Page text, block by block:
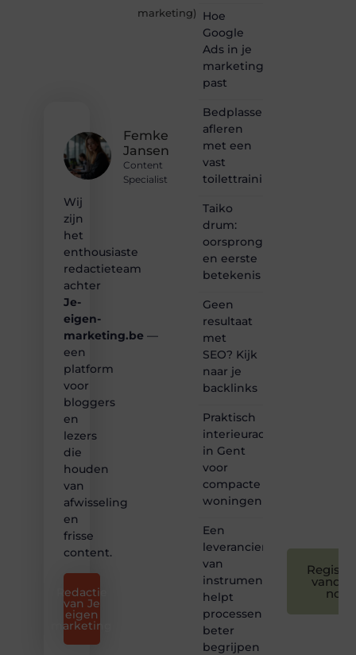
Femke
Jansen
Content
Specialist
Wij
zijn
het
enthousiaste
redactieteam
achter
Je-
eigen-
marketing.be —
een
platform
voor
bloggers
en
lezers
die
houden
van
afwisseling
en
frisse
content.
Redactie
van Je
eigen
marketing
marketing)
Hoe
Google
Ads in je
marketingmix
past
Bedplassen
afleren
met een
vast
toilettrainingschema
Taiko
drum:
oorsprong
en eerste
betekenis
Geen
resultaat
met
SEO? Kijk
naar je
backlinks
Praktisch
interieuradvies
in Gent
voor
compacte
woningen
Een
leverancier
van
instrumentatie
helpt
processen
beter
begrijpen
nog